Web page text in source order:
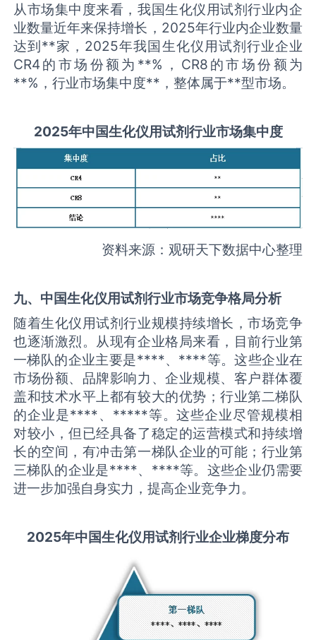
从市场集中度来看，我国生化仪用试剂行业内企
业数量近年来保持增长，2025年行业内企业数量
达到**家，2025年我国生化仪用试剂行业企业
CR4的市场份额为**%，CR8的市场份额为
**%，行业市场集中度**，整体属于**型市场。
2025年中国生化仪用试剂行业市场集中度
资料来源：观研天下数据中心整理
九、中国生化仪用试剂行业市场竞争格局分析
随着生化仪用试剂行业规模持续增长，市场竞争
也逐渐激烈。从现有企业格局来看，目前行业第
一梯队的企业主要是****、****等。这些企业在
市场份额、品牌影响力、企业规模、客户群体覆
盖和技术水平上都有较大的优势；行业第二梯队
的企业是****、*****等。这些企业尽管规模相
对较小，但已经具备了稳定的运营模式和持续增
长的空间，有冲击第一梯队企业的可能；行业第
三梯队的企业是****、****等。这些企业仍需要
进一步加强自身实力，提高企业竞争力。
2025年中国生化仪用试剂行业企业梯度分布